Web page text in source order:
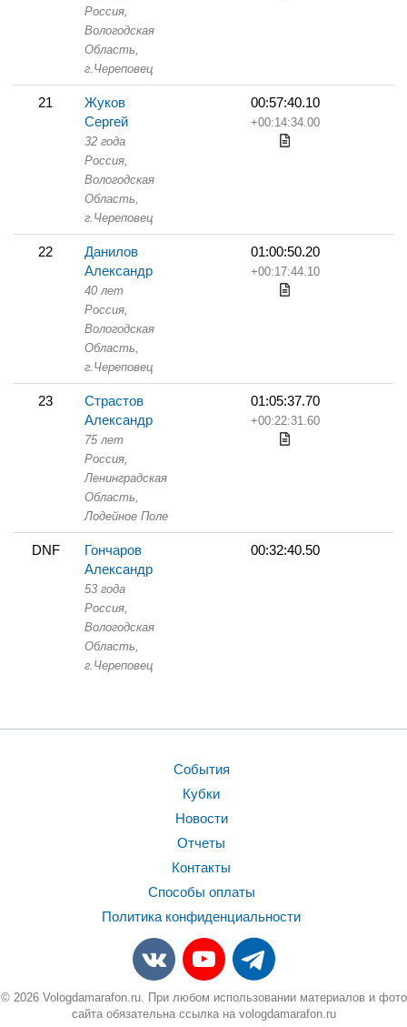
Россия,
Вологодская
Область,
г.Череповец
21
Жуков
Сергей
32 года
Россия,
Вологодская
Область,
г.Череповец
00:57:40.10
+00:14:34.00
22
Данилов
Александр
40 лет
Россия,
Вологодская
Область,
г.Череповец
01:00:50.20
+00:17:44.10
23
Страстов
Александр
75 лет
Россия,
Ленинградская
Область,
Лодейное Поле
01:05:37.70
+00:22:31.60
DNF
Гончаров
Александр
53 года
Россия,
Вологодская
Область,
г.Череповец
00:32:40.50
События
Кубки
Новости
Отчеты
Контакты
Способы оплаты
Политика конфиденциальности
© 2026 Vologdamarafon.ru. При любом использовании материалов и фото
сайта обязательна ссылка на vologdamarafon.ru